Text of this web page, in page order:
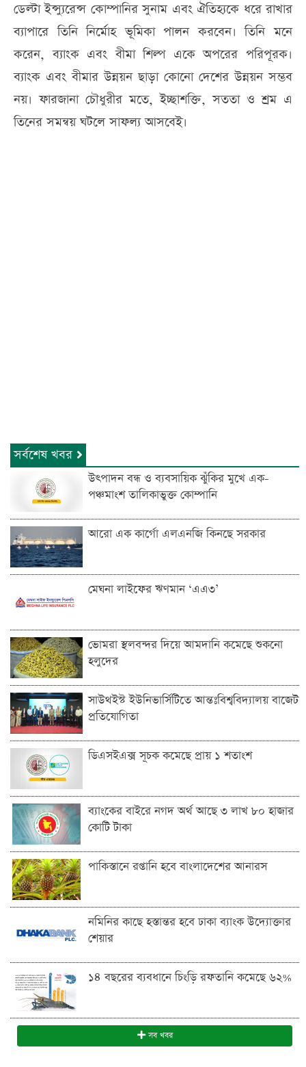
ডেল্টা ইন্স্যুরেন্স কোম্পানির সুনাম এবং ঐতিহ্যকে ধরে রাখার
ব্যাপারে তিনি নির্মোহ ভূমিকা পালন করবেন। তিনি মনে
করেন, ব্যাংক এবং বীমা শিল্প একে অপরের পরিপূরক।
ব্যাংক এবং বীমার উন্নয়ন ছাড়া কোনো দেশের উন্নয়ন সম্ভব
নয়। ফারজানা চৌধুরীর মতে, ইচ্ছাশক্তি, সততা ও শ্রম এ
তিনের সমন্বয় ঘটলে সাফল্য আসবেই।
সর্বশেষ খবর
উৎপাদন বন্ধ ও ব্যবসায়িক ঝুঁকির মুখে এক-
পঞ্চমাংশ তালিকাভুক্ত কোম্পানি
আরো এক কার্গো এলএনজি কিনছে সরকার
মেঘনা লাইফের ঋণমান ‘‌এএ৩’
ভোমরা স্থলবন্দ‌র দিয়ে আমদা‌নি ক‌মে‌ছে শুকনো
হলুদের
সাউথইস্ট ইউনিভার্সিটিতে আন্তঃবিশ্ববিদ্যালয় বাজেট
প্রতিযোগিতা
ডিএসইএক্স সূচক কমেছে প্রায় ১ শতাংশ
ব্যাংকের বাইরে নগদ অর্থ আছে ৩ লাখ ৮০ হাজার
কোটি টাকা
পাকিস্তানে রপ্তানি হবে বাংলাদেশের আনারস
নমিনির কাছে হস্তান্তর হবে ঢাকা ব্যাংক উদ্যোক্তার
শেয়ার
১৪ বছরের ব্যবধানে চিংড়ি রফতানি কমেছে ৬২%
সব খবর